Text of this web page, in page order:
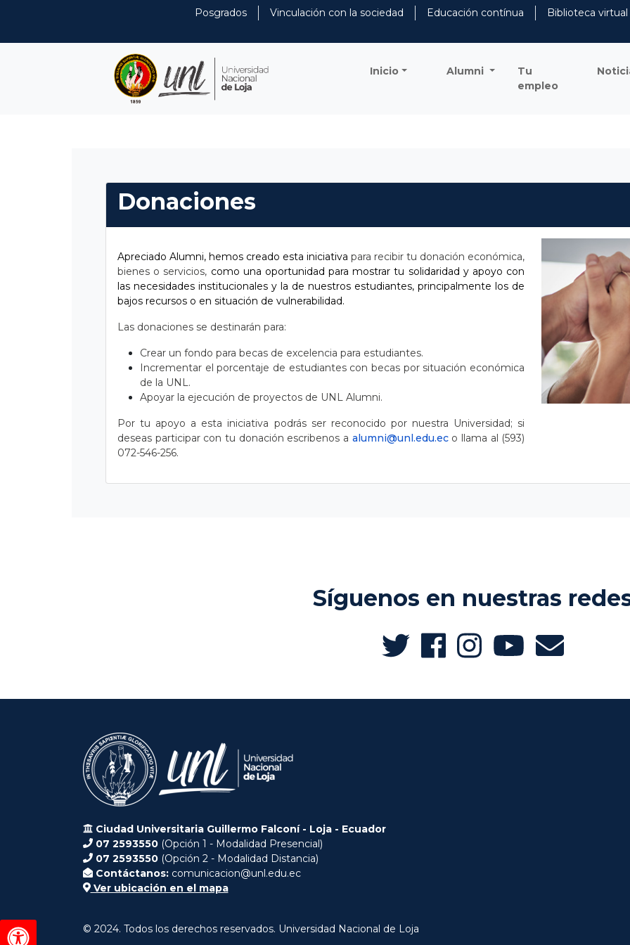
Posgrados Vinculación con la sociedad Educación contínua Biblioteca virtual
Inicio Alumni
Tu
empleo
Donaciones
Apreciado Alumni, hemos creado esta iniciativapara recibir tu donación económica,
bienes o servicios, como una oportunidad para mostrar tu solidaridad y apoyo con
las necesidades institucionales y la de nuestros estudiantes, principalmente los de
bajos recursos o en situación de vulnerabilidad.
Las donaciones se destinarán para:
Crear un fondo para becas de excelencia para estudiantes.
Incrementar el porcentaje de estudiantes con becas por situación económica
de la UNL.
Apoyar la ejecución de proyectos de UNL Alumni.
Por tu apoyo a esta iniciativa podrás ser reconocido por nuestra Universidad; si
deseas participar con tu donación escribenos a alumni@unl.edu.eco llama al (593)
072-546-256.
Síguenos en nuestras
Ciudad Universitaria Guillermo Falconí - Loja - Ecuador
07 2593550 (Opción 1 - Modalidad Presencial)
07 2593550 (Opción 2 - Modalidad Distancia)
Contáctanos: comunicacion@unl.edu.ec
Ver ubicación en el mapa
© 2024. Todos los derechos reservados. Universidad Nacional de Loja